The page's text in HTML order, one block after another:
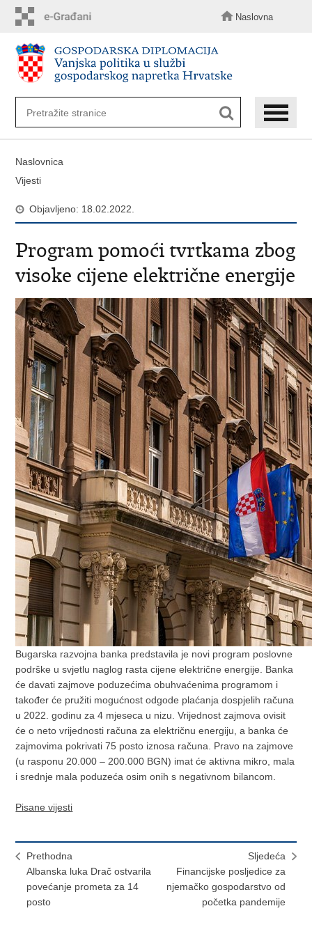
sadržaj
Naslovna
Naslovnica
Vijesti
Objavljeno: 18.02.2022.
Program pomoći tvrtkama zbog
visoke cijene električne energije
Bugarska razvojna banka predstavila je novi program poslovne
podrške u svjetlu naglog rasta cijene električne energije. Banka
će davati zajmove poduzećima obuhvaćenima programom i
također će pružiti mogućnost odgode plaćanja dospjelih računa
u 2022. godinu za 4 mjeseca u nizu. Vrijednost zajmova ovisit
će o neto vrijednosti računa za električnu energiju, a banka će
zajmovima pokrivati 75 posto iznosa računa. Pravo na zajmove
(u rasponu 20.000 – 200.000 BGN) imat će aktivna mikro, mala
i srednje mala poduzeća osim onih s negativnom bilancom.
Pisane vijesti
Prethodna
Albanska luka Drač ostvarila
povećanje prometa za 14
posto
Sljedeća
Financijske posljedice za
njemačko gospodarstvo od
početka pandemije